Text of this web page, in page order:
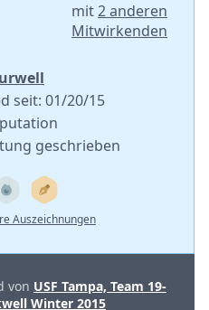
mit2 anderen
Mitwirkenden
seit: 01/20/15
geschrieben
Auszeichnungen
von USF Tampa, Team 19-
Winter 2015